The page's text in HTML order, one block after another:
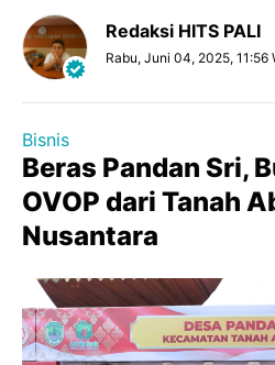
Redaksi HITS PALI
Rabu, Juni 04, 2025, 11:56
Bisnis
Beras Pandan Sri,
OVOP dari Tanah
Nusantara